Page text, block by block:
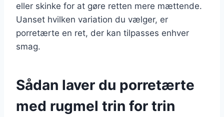
eller skinke for at gøre retten mere mættende.
Uanset hvilken variation du vælger, er
porretærte en ret, der kan tilpasses enhver
smag.
Sådan laver du porretærte
med rugmel trin for trin